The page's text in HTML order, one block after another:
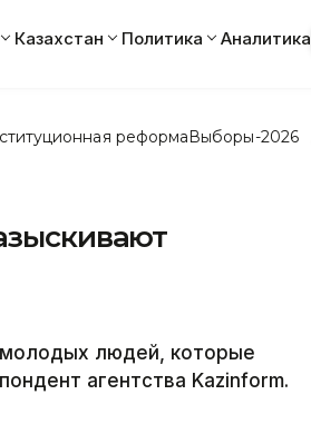
Казахстан Политика Аналитика
реформаВыборы-2026
людей, которые
агентства Kazinform.